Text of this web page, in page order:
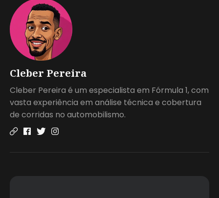
Cleber Pereira
Cleber Pereira é um especialista em Fórmula 1, com
vasta experiência em análise técnica e cobertura
de corridas no automobilismo.